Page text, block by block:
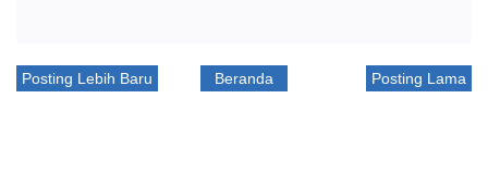
Posting Lebih Baru Posting Lama
Beranda